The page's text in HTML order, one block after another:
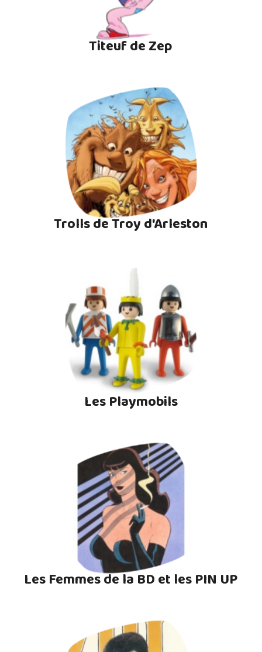
Titeuf de Zep
Trolls de Troy d'Arleston
Les Playmobils
Les Femmes de la BD et les PIN UP